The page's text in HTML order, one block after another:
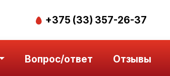
+375 (33) 357-26-37
Вопрос/ответ Отзывы